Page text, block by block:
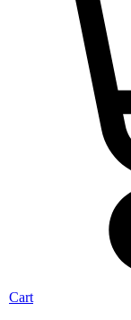
Cart